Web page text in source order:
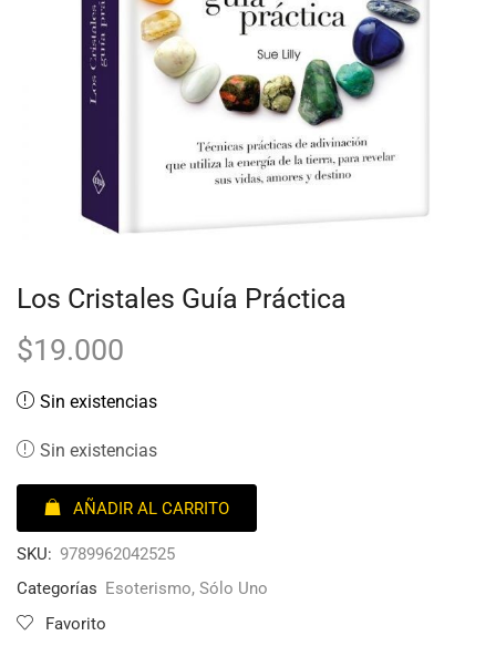
Los Cristales Guía Práctica
$19.000
Sin existencias
Sin existencias
AÑADIR AL CARRITO
SKU: 9789962042525
Categorías Esoterismo, Sólo Uno
Favorito